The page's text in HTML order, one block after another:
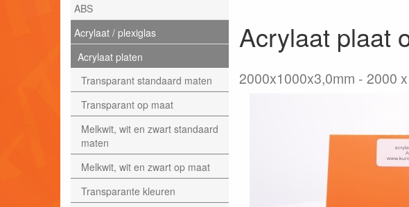
ABS
Acrylaat / plexiglas
Acrylaat platen
Transparant standaard maten
Transparant op maat
Melkwit, wit en zwart standaard
maten
Melkwit, wit en zwart op maat
Transparante kleuren
Acrylaat plaat
2000x1000x3,0mm 2000